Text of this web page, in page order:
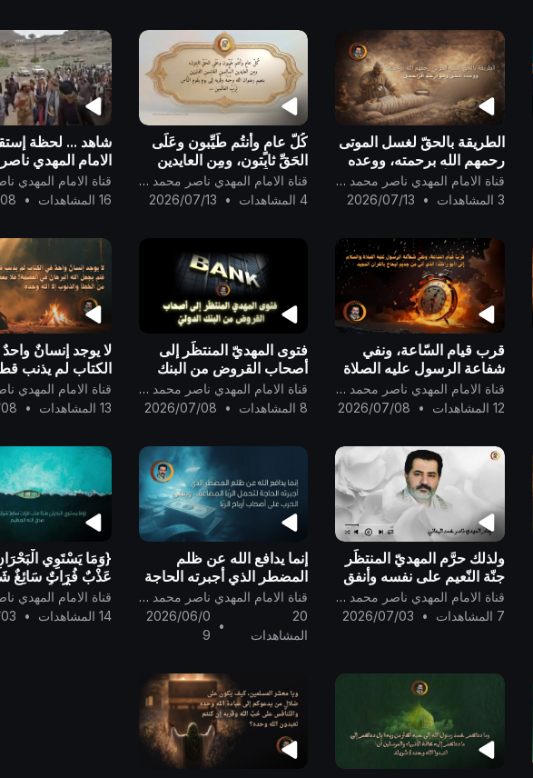
الطريقة بالحقّ لغسل الموتى
رحمهم الله برحمته، ووعده
الحقّ وهو أرحم الراحمين .. قناة الامام المهدي ناصر محمد اليماني
3 المشاهدات
•
2026/07/13
كُلّ عامٍ وأنتُم طَيِّبون وعَلَى
الحَقِّ ثابِتون، ومِن العايدين
السَّالِمين الغَانِمين الفايزين
بنعيم رضوان الله وحُبّه
قناة الامام المهدي ناصر محمد اليماني
4 المشاهدات
•
2026/07/13
شاهد ... لحظة
الامام المهدي
اليماني !
16 المشاهدات
•
قرب قيام السّاعة، ونفي
شفاعة الرسول عليه الصلاة
والسلام ..
قناة الامام المهدي ناصر محمد اليماني
12 المشاهدات
•
2026/07/08
فتوى المهديّ المنتظَر إلى
أصحاب القروض من البنك
الدوليّ ..
قناة الامام المهدي ناصر محمد اليماني
8 المشاهدات
•
2026/07/08
لا يوجد إنسانٌ
الكتاب لم يذنب
يجعل الله البرهانَ
العصمة! فلا
13 المشاهدات
•
ولذلك حرَّم المهديّ المنتظَر
جنّة النّعيم على نفسه وأنفق
درجته فيها لجدّه محمد
رسول الله..
قناة الامام المهدي ناصر محمد اليماني
7 المشاهدات
•
2026/07/03
إنما يدافع الله عن ظلم
المضطر الذي أجبرته الحاجة
لتحمل الرّبا المضاعف، ويعلن
الحرب على أصحاب أرباح
الرّبا ..
قناة الامام المهدي ناصر محمد اليماني
20
المشاهدات
•
2026/06/0
9
{وَمَا يَسْتَوِي
عَذْبٌ فُرَاتٌ سَائِغٌ
وَهَـٰذَا مِلْحٌ أُجَاجٌ}
العظيم ..
14 المشاهدات
•